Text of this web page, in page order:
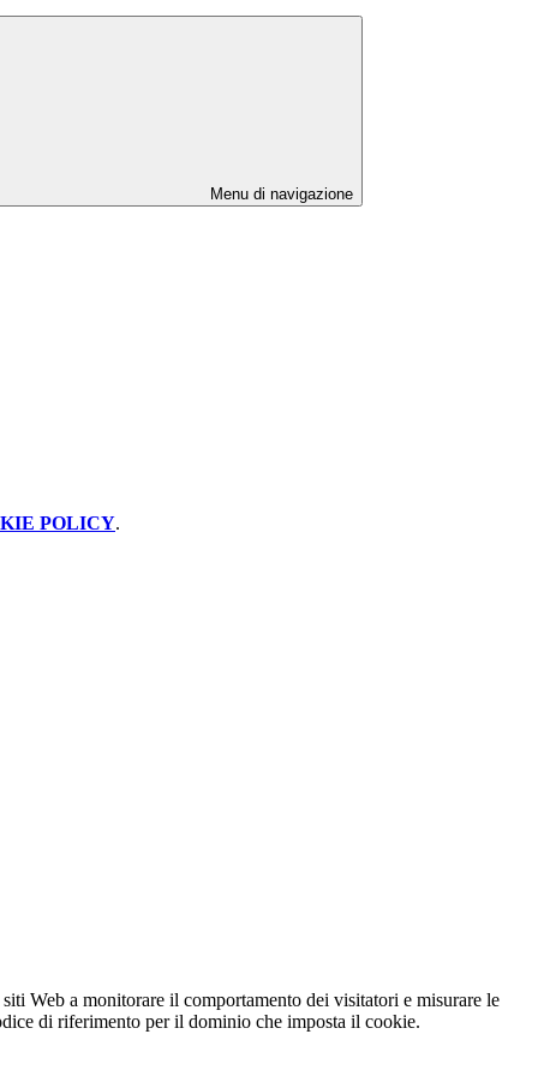
Menu di navigazione
POLICY.
Web a monitorare il comportamento dei visitatori e misurare le
di riferimento per il dominio che imposta il cookie.